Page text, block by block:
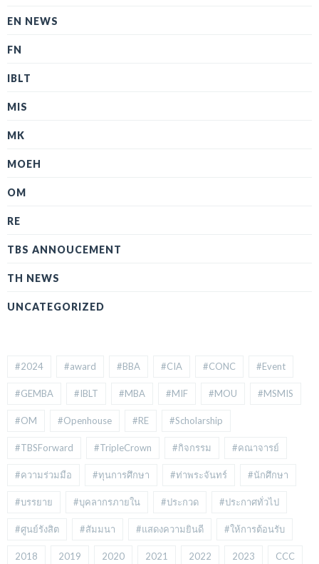
EN NEWS
FN
IBLT
MIS
MK
MOEH
OM
RE
TBS ANNOUCEMENT
TH NEWS
UNCATEGORIZED
#2024 #award #BBA #CIA #CONC #Event
#GEMBA #IBLT #MBA #MIF #MOU #MSMIS
#OM #Openhouse #RE #Scholarship
#TBSForward #TripleCrown #กิจกรรม #คณาจารย์
#ความร่วมมือ #ทุนการศึกษา #ท่าพระจันทร์ #นักศึกษา
#บรรยาย #บุคลากรภายใน #ประกวด #ประกาศทั่วไป
#ศูนย์รังสิต #สัมมนา #แสดงความยินดี #ให้การต้อนรับ
2018 2019 2020 2021 2022 2023 CCC